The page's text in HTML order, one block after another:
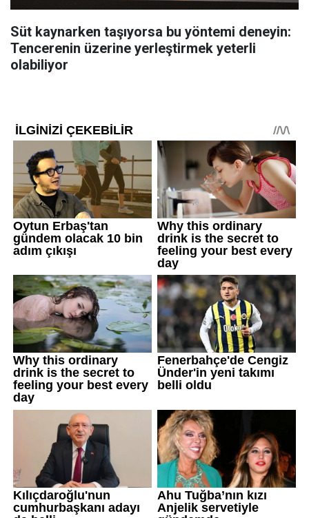
Süt kaynarken taşıyorsa bu yöntemi deneyin:
Tencerenin üzerine yerleştirmek yeterli
olabiliyor